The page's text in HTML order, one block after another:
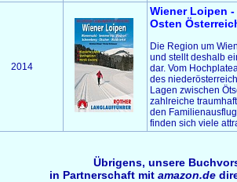
2014
Wiener Loipen
Osten
Die Region um
und stellt deshalb
dar. Vom
des
Lagen zwischen
zahlreiche
den
finden sich viele
Übrigens, unsere
in Partnerschaft mit amazon.de